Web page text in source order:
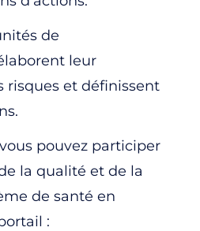
de
leur
risques et définissent
vous pouvez participer
la qualité et de la
de santé en
: